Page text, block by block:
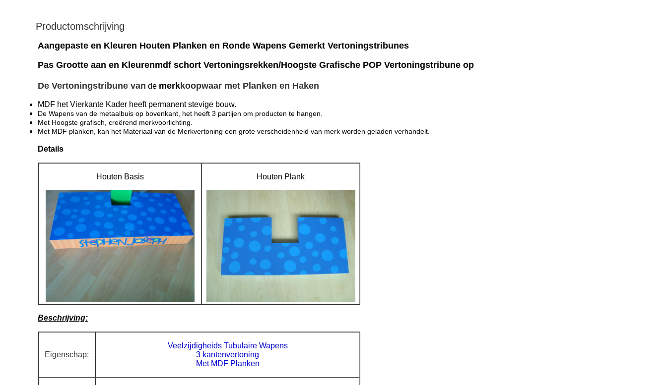
Productomschrijving
Aangepaste en Kleuren Houten Planken en Ronde Wapens Gemerkt Vertoningstribunes
Pas Grootte aan en Kleurenmdf schort Vertoningsrekken/Hoogste Grafische POP Vertoningstribune op
De Vertoningstribune van de merkkoopwaar met Planken en Haken
MDF het Vierkante Kader heeft permanent stevige bouw.
De Wapens van de metaalbuis op bovenkant, het heeft 3 partijen om producten te hangen.
Met Hoogste grafisch, creërend merkvoorlichting.
Met MDF planken, kan het Materiaal van de Merkvertoning een grote verscheidenheid van merk worden geladen verhandelt.
Details
Houten Basis Houten Plank
Beschrijving:
Eigenschap:
Veelzijdigheids Tubulaire Wapens
3 kantenvertoning
Met MDF Planken